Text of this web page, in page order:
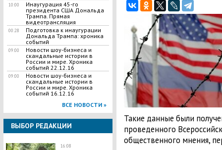
10:00
Инаугурация 45-го
президента США Дональда
Трампа. Прямая
видеотрансляция
00:28
Подготовка к инаугурации
Дональда Трампа: хроника
событий
09:00
Новости шоу-бизнеса и
скандальные истории в
России и мире. Хроника
событий 22.12.16
09:00
Новости шоу-бизнеса и
скандальные истории в
России и мире. Хроника
событий 16.12.16
ВСЕ НОВОСТИ »
ВЫБОР РЕДАКЦИИ
16:08
Такие данные были
проведенного
общественного мнения,